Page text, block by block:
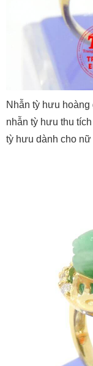
Nhẫn tỳ hưu
nhẫn tỳ hưu thu
tỳ hưu dành cho